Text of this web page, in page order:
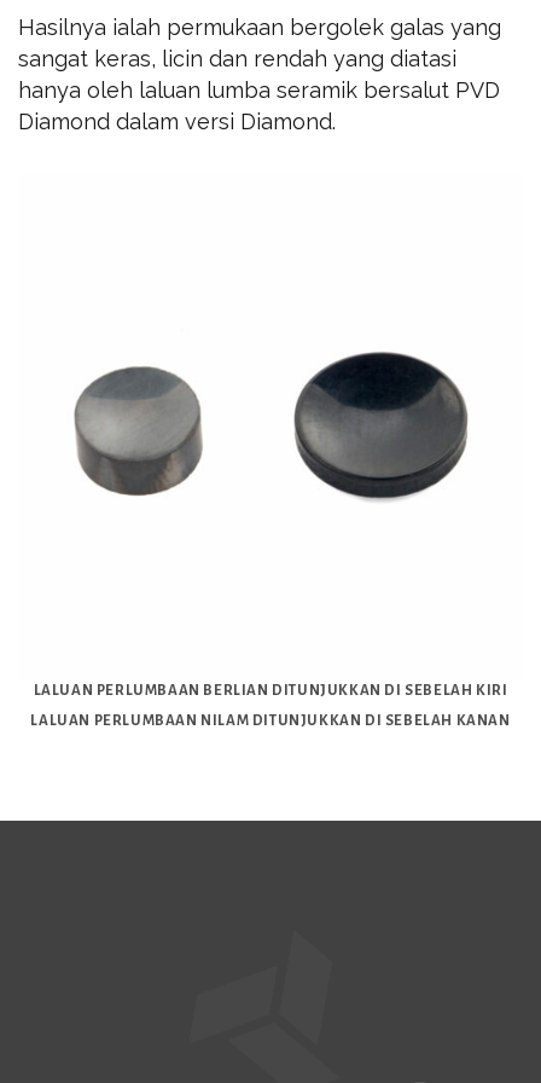
Hasilnya ialah permukaan bergolek galas yang
sangat keras, licin dan rendah yang diatasi
hanya oleh laluan lumba seramik bersalut PVD
Diamond dalam versi Diamond.
LALUAN PERLUMBAAN BERLIAN DITUNJUKKAN DI SEBELAH KIRI
LALUAN PERLUMBAAN NILAM DITUNJUKKAN DI SEBELAH KANAN